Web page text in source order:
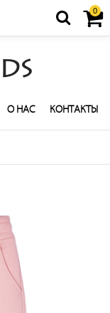
0
О НАС КОНТАКТЫ